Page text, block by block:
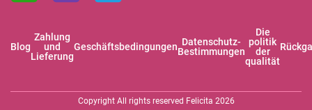
Blog
Zahlung
und
Lieferung
Geschäftsbedingungen Datenschutz-
Bestimmungen
Die
politik
der
qualität
Copyright All rights reserved Felicita 2026